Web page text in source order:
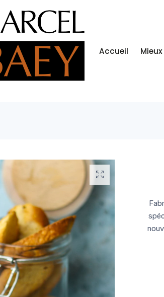
Accueil